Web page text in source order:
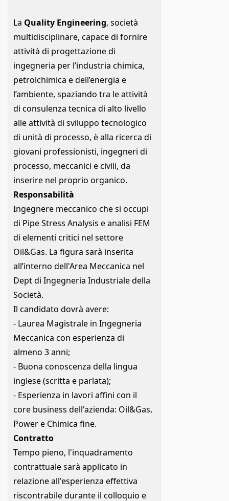
La Quality Engineering, società
multidisciplinare, capace di fornire
attività di progettazione di
ingegneria per l’industria chimica,
petrolchimica e dell’energia e
l’ambiente, spaziando tra le attività
di consulenza tecnica di alto livello
alle attività di sviluppo tecnologico
di unità di processo, è alla ricerca di
giovani professionisti, ingegneri di
processo, meccanici e civili, da
inserire nel proprio organico.
Responsabilità
Ingegnere meccanico che si occupi
di Pipe Stress Analysis e analisi FEM
di elementi critici nel settore
Oil&Gas. La figura sarà inserita
all’interno dell'Area Meccanica nel
Dept di Ingegneria Industriale della
Società.
Il candidato dovrà avere:
- Laurea Magistrale in Ingegneria
Meccanica con esperienza di
almeno 3 anni;
- Buona conoscenza della lingua
inglese (scritta e parlata);
- Esperienza in lavori affini con il
core business dell'azienda: Oil&Gas,
Power e Chimica fine.
Contratto
Tempo pieno, l'inquadramento
contrattuale sarà applicato in
relazione all'esperienza effettiva
riscontrabile durante il colloquio e